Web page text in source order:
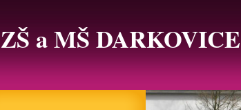
ZŠ a MŠ DARKOVICE